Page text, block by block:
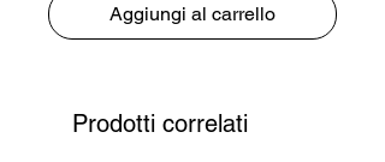
Aggiungi al carrello
Prodotti correlati